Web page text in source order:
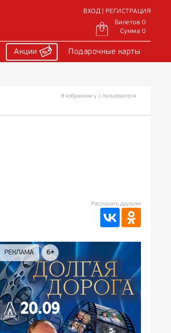
ВХОД | РЕГИСТРАЦИЯ
Билетов 0
Сумма 0
Акции Подарочные карты
В избранном у 1 пользователя
Рассказать друзьям
РЕКЛАМА